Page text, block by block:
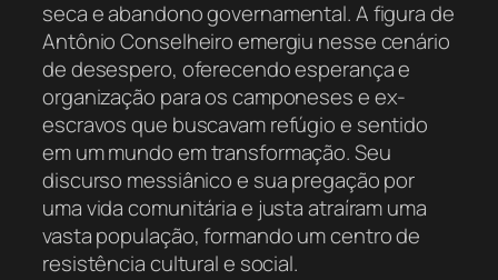
seca e abandono governamental. A figura de
Antônio Conselheiro emergiu nesse cenário
de desespero, oferecendo esperança e
organização para os camponeses e ex-
escravos que buscavam refúgio e sentido
em um mundo em transformação. Seu
discurso messiânico e sua pregação por
uma vida comunitária e justa atraíram uma
vasta população, formando um centro de
resistência cultural e social.